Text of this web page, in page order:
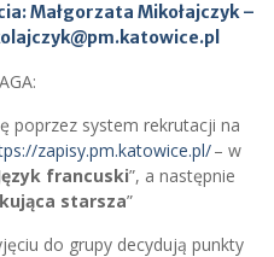
Małgorzata Mikołajczyk –
poprzez system rekrutacji na
zapisy.pm.katowice.pl/– w
francuski”, a następnie
starsza”
do grupy decydują punkty